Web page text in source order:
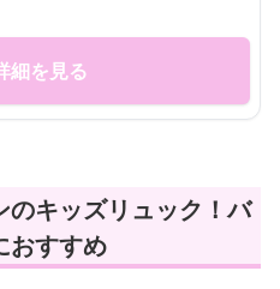
細を見る
キッズリュック！バ
おすすめ